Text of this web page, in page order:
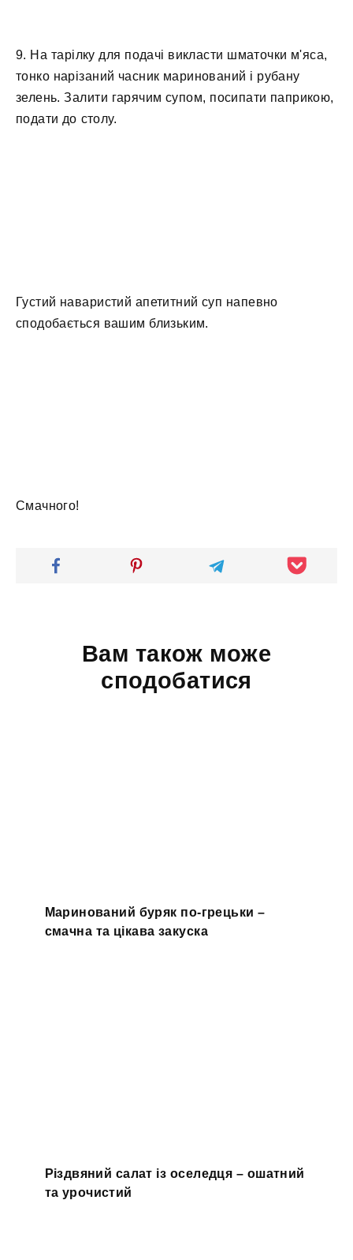
9. На тарілку для подачі викласти шматочки м'яса,
тонко нарізаний часник маринований і рубану
зелень. Залити гарячим супом, посипати паприкою,
подати до столу.
Густий наваристий апетитний суп напевно
сподобається вашим близьким.
Смачного!
Вам також може
сподобатися
Маринований буряк по-грецьки –
смачна та цікава закуска
Різдвяний салат із оселедця – ошатний
та урочистий